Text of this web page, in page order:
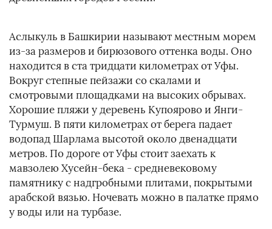
Аслыкуль в Башкирии называют местным морем
из-за размеров и бирюзового оттенка воды. Оно
находится в ста тридцати километрах от Уфы.
Вокруг степные пейзажи со скалами и
смотровыми площадками на высоких обрывах.
Хорошие пляжи у деревень Купоярово и Янги-
Турмуш. В пяти километрах от берега падает
водопад Шарлама высотой около двенадцати
метров. По дороге от Уфы стоит заехать к
мавзолею Хусейн-бека - средневековому
памятнику с надгробными плитами, покрытыми
арабской вязью. Ночевать можно в палатке прямо
у воды или на турбазе.